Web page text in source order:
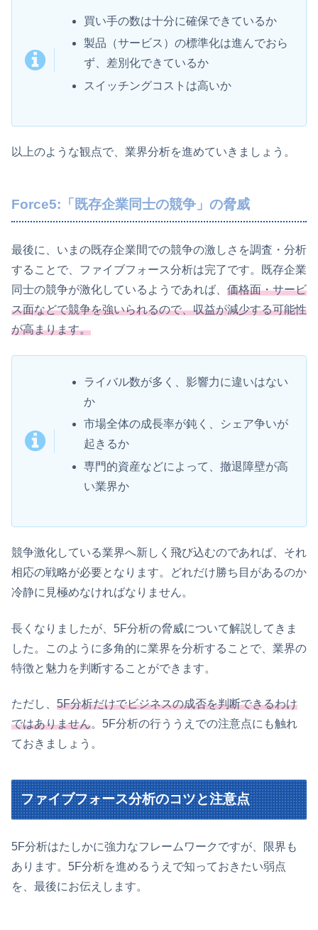
買い手の数は十分に確保できているか
製品（サービス）の標準化は進んでおら
ず、差別化できているか
スイッチングコストは高いか
以上のような観点で、業界分析を進めていきましょう。
Force5:「既存企業同士の競争」の脅威
最後に、いまの既存企業間での競争の激しさを調査・分析
することで、ファイブフォース分析は完了です。既存企業
同士の競争が激化しているようであれば、 価格面・サービ
ス面などで競争を強いられるので、収益が減少する可能性
が高まります。
ライバル数が多く、影響力に違いはない
か
市場全体の成長率が鈍く、シェア争いが
起きるか
専門的資産などによって、撤退障壁が高
い業界か
競争激化している業界へ新しく飛び込むのであれば、それ
相応の戦略が必要となります。どれだけ勝ち目があるのか
冷静に見極めなければなりません。
長くなりましたが、5F分析の脅威について解説してきま
した。このように多角的に業界を分析することで、業界の
特徴と魅力を判断することができます。
ただし、 5F分析だけでビジネスの成否を判断できるわけ
ではありません。5F分析の行ううえでの注意点にも触れ
ておきましょう。
ファイブフォース分析のコツと注意点
5F分析はたしかに強力なフレームワークですが、限界も
あります。5F分析を進めるうえで知っておきたい弱点
を、最後にお伝えします。